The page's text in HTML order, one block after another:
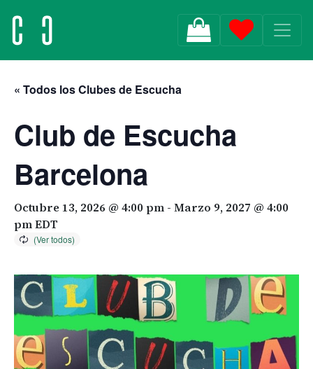
MAIN NAVIGATION
« Todos los Clubes de Escucha
Club de Escucha
Barcelona
Octubre 13, 2026 @ 4:00 pm - Marzo 9, 2027 @ 4:00
pmEDT